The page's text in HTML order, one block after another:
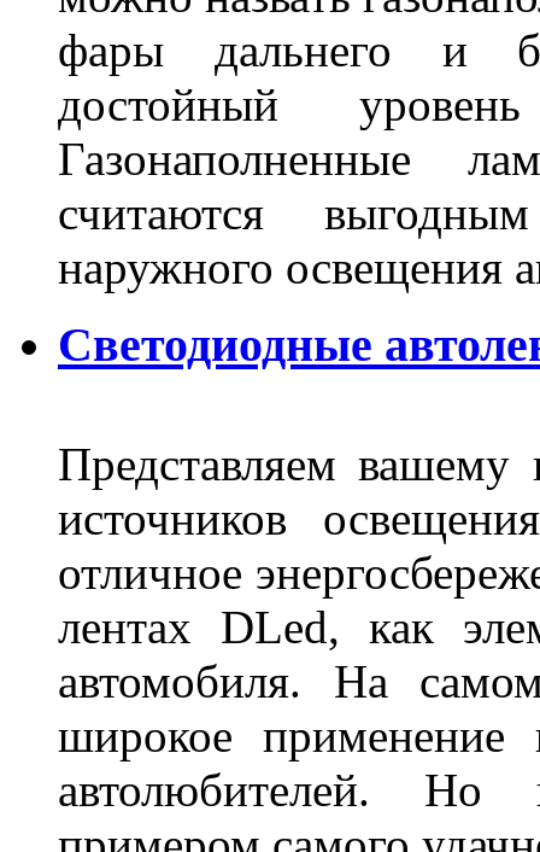
фары дальнего и
достойный
Газонаполненные
считаются
наружного освещения
Светодиодные
Представляем
источников
отличное
лентах DLed, как
автомобиля. На
широкое
автолюбителей. Но